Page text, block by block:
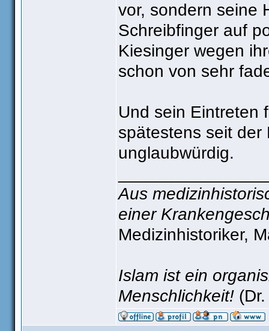
vor, sondern seine
Schreibfinger auf
Kiesinger wegen
schon von sehr
Und sein Eintreten
spätestens seit der
unglaubwürdig.
Aus
einer
Medizinhistoriker,
Islam ist ein
Menschlichkeit!